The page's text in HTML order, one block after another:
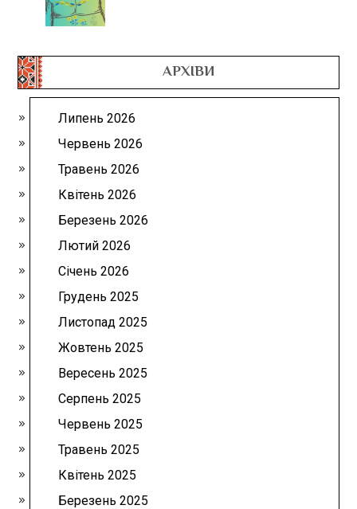
АРХІВИ
Липень 2026
Червень 2026
Травень 2026
Квітень 2026
Березень 2026
Лютий 2026
Січень 2026
Грудень 2025
Листопад 2025
Жовтень 2025
Вересень 2025
Серпень 2025
Червень 2025
Травень 2025
Квітень 2025
Березень 2025